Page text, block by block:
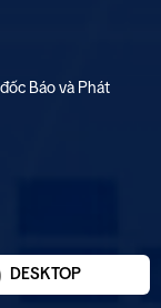
Báo và Phát
DESKTOP